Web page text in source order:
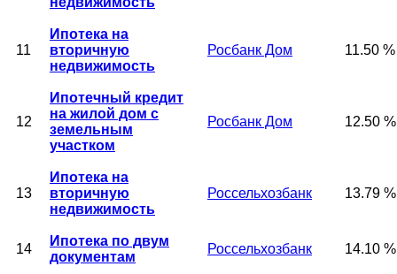
11
Ипотека на
вторичную
недвижимость
Росбанк Дом 11.50 %
12
Ипотечный кредит
на жилой дом с
земельным
участком
Росбанк Дом 12.50 %
13
Ипотека на
вторичную
недвижимость
Россельхозбанк 13.79 %
14
Ипотека по двум
документам
Россельхозбанк 14.10 %